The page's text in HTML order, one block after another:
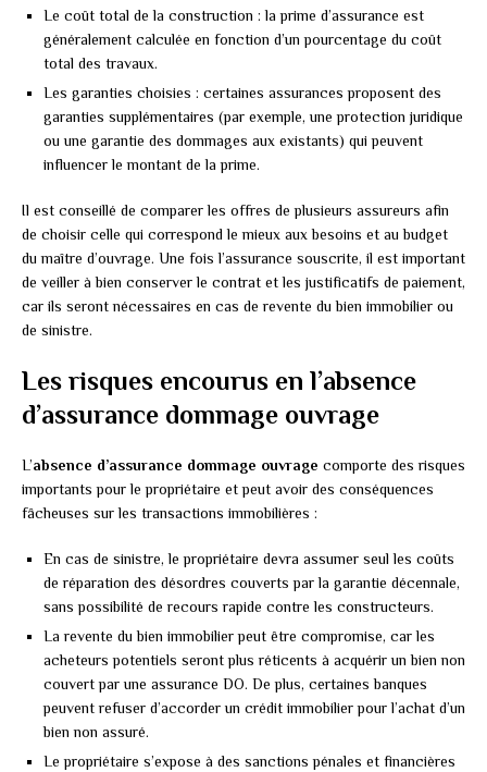
Le coût total de la construction : la prime d’assurance est
généralement calculée en fonction d’un pourcentage du coût
total des travaux.
Les garanties choisies : certaines assurances proposent des
garanties supplémentaires (par exemple, une protection juridique
ou une garantie des dommages aux existants) qui peuvent
influencer le montant de la prime.
Il est conseillé de comparer les offres de plusieurs assureurs afin
de choisir celle qui correspond le mieux aux besoins et au budget
du maître d’ouvrage. Une fois l’assurance souscrite, il est important
de veiller à bien conserver le contrat et les justificatifs de paiement,
car ils seront nécessaires en cas de revente du bien immobilier ou
de sinistre.
Les risques encourus en l’absence
d’assurance dommage ouvrage
L’absence d’assurance dommage ouvrage comporte des risques
importants pour le propriétaire et peut avoir des conséquences
fâcheuses sur les transactions immobilières :
En cas de sinistre, le propriétaire devra assumer seul les coûts
de réparation des désordres couverts par la garantie décennale,
sans possibilité de recours rapide contre les constructeurs.
La revente du bien immobilier peut être compromise, car les
acheteurs potentiels seront plus réticents à acquérir un bien non
couvert par une assurance DO. De plus, certaines banques
peuvent refuser d’accorder un crédit immobilier pour l’achat d’un
bien non assuré.
Le propriétaire s’expose à des sanctions pénales et financières